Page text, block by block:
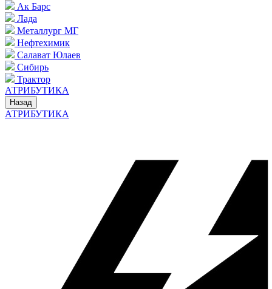
Ак Барс
Лада
Металлург МГ
Нефтехимик
Салават Юлаев
Сибирь
Трактор
АТРИБУТИКА
Назад
АТРИБУТИКА